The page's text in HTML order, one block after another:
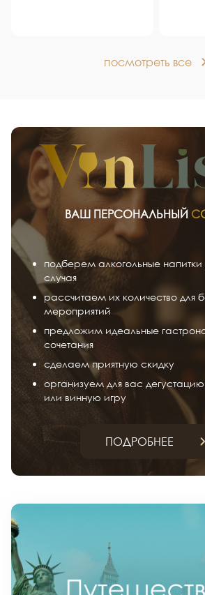
посмотреть все
ВАШ ПЕРСОНАЛЬНЫЙ
подберем алкогольные напитки
случая
рассчитаем их количество для
мероприятий
предложим идеальные
сочетания
сделаем приятную скидку
организуем для вас
или винную игру
ПОДРОБНЕЕ